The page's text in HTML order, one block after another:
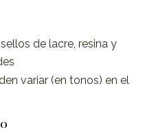
de lacre, resina y
variar (en tonos) en el